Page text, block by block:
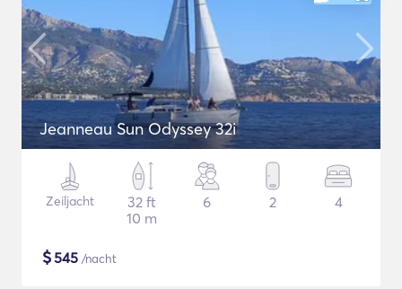
Jeanneau Sun Odyssey 32i
Zeiljacht
32 ft
10 m
6 2 4
$545 /nacht